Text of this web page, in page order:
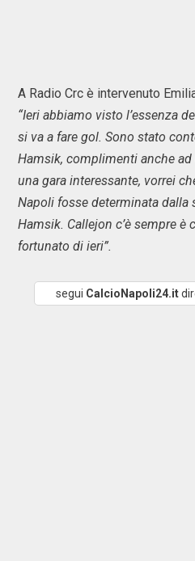
A Radio Crc è intervenuto
“Ieri abbiamo visto l’essenza
si va a fare gol. Sono stato
Hamsik, complimenti anche
una gara interessante, vorrei
Napoli fosse determinata dalla
Hamsik. Callejon c’è sempre è
fortunato di ieri”.
segui CalcioNapoli24.it